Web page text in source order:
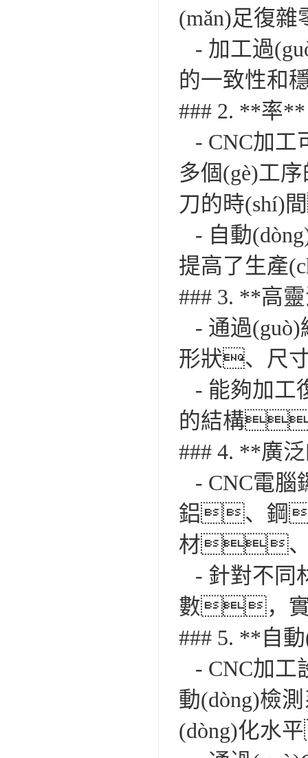
(mǎn)足復
- 加工過
的一致性和
### 2. **率**
- CNC加工
多個(gè)工
刀的時(shí)
- 自動
提高了生
### 3. **高
- 通過
形狀、尺
- 能夠加工
的結構
### 4. **廣
- CNC電
鋁、鋼
材、
- 針對不
數，實
### 5. **自
- CNC加工
動(dòng)檢
(dòng)化